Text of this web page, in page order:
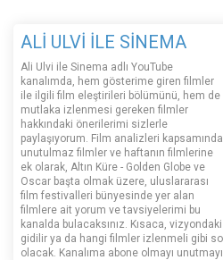
ALİ ULVİ İLE SİNEMA
Ali Ulvi ile Sinema adlı YouTube
kanalımda, hem gösterime giren filmler
ile ilgili film eleştirileri bölümünü, hem de
mutlaka izlenmesi gereken filmler
hakkındaki önerilerimi sizlerle
paylaşıyorum. Film analizleri kapsamında,
unutulmaz filmler ve haftanın filmlerine
ek olarak, Altın Küre - Golden Globe ve
Oscar başta olmak üzere, uluslararası
film festivalleri bünyesinde yer alan
filmlere ait yorum ve tavsiyelerimi bu
kanalda bulacaksınız. Kısaca,
gidilir ya da hangi filmler izlenmeli gibi
olacak. Kanalıma abone olmayı